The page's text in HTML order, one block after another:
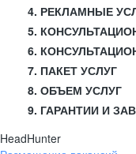
4. РЕКЛАМНЫЕ
5.
6.
7. ПАКЕТ УСЛУГ
8. ОБЪЕМ УСЛУГ
9. ГАРАНТИИ И
HeadHunter